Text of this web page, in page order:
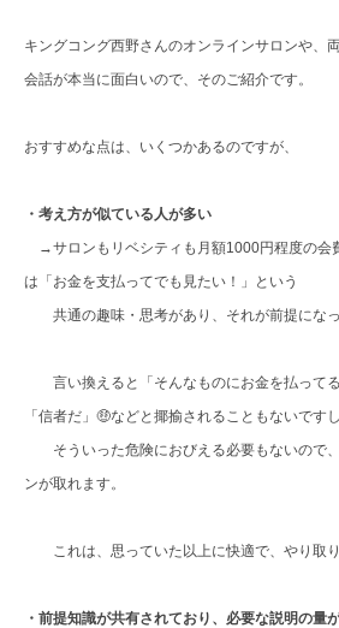
キングコング西野さんのオンラインサロンや、
会話が本当に面白いので、そのご紹介です。
おすすめな点は、いくつかあるのですが、
・考え方が似ている人が多い
→サロンもリベシティも月額1000円程度の会
は「お金を支払ってでも見たい！」という
共通の趣味・思考があり、それが前提になっ
言い換えると「そんなものにお金を払って
「信者だ」🤑などと揶揄されることもないですし
そういった危険におびえる必要もないので、
ンが取れます。
これは、思っていた以上に快適で、やり取
・前提知識が共有されており、必要な説明の量